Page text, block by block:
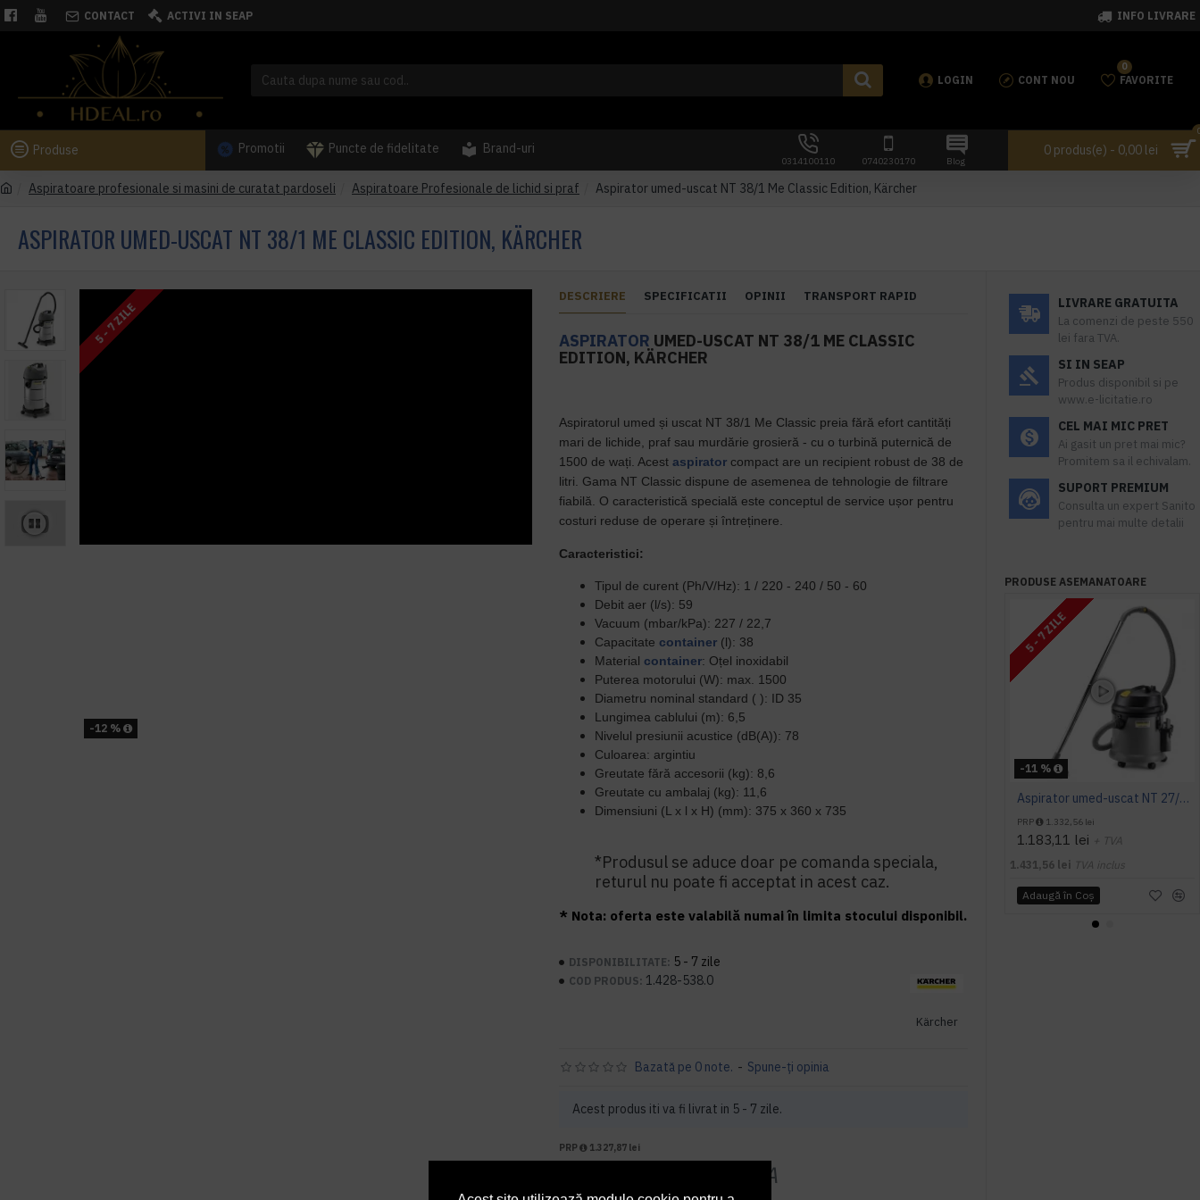
CONTACT ACTIVI IN SEAP INFO LIVRARE
LOGIN CONT NOU FAVORITE
0
Produse Promotii Puncte de fidelitate Brand-uri
0314100110 0740230170 Blog
0 produs(e) - 0,00 lei
Aspiratoare profesionale si masini de curatat pardoseli Aspiratoare Profesionale de lichid si praf Aspirator umed-uscat NT 38/1 Me Classic Edition, Kärcher
ASPIRATOR UMED-USCAT NT 38/1 ME CLASSIC EDITION, KÄRCHER
-12 %
5 - 7 ZILE
DESCRIERE SPECIFICATII OPINII TRANSPORT RAPID
ASPIRATOR UMED-USCAT NT 38/1 ME CLASSIC
EDITION, KÄRCHER
Aspiratorul umed și uscat NT 38/1 Me Classic preia fără efort cantități
mari de lichide, praf sau murdărie grosieră - cu o turbină puternică de
1500 de wați. Acestaspirator compact are un recipient robust de 38 de
litri. Gama NT Classic dispune de asemenea de tehnologie de filtrare
fiabilă. O caracteristică specială este conceptul de service ușor pentru
costuri reduse de operare și întreținere.
Caracteristici:
Tipul de curent (Ph/V/Hz): 1 / 220 - 240 / 50 - 60
Debit aer (l/s): 59
Vacuum (mbar/kPa): 227 / 22,7
Capacitate container (l): 38
Material container: Oțel inoxidabil
Puterea motorului (W): max. 1500
Diametru nominal standard ( ): ID 35
Lungimea cablului (m): 6,5
Nivelul presiunii acustice (dB(A)): 78
Culoarea: argintiu
Greutate fără accesorii (kg): 8,6
Greutate cu ambalaj (kg): 11,6
Dimensiuni (L x l x H) (mm): 375 x 360 x 735
*Produsul se aduce doar pe comanda speciala,
returul nu poate fi acceptat in acest caz.
* Nota: oferta este valabilă numai în limita stocului disponibil.
DISPONIBILITATE: 5 - 7 zile
COD PRODUS: 1.428-538.0
Kärcher
Acest produs iti va fi livrat in 5 - 7 zile.
Bazată pe 0 note. - Spune-ţi opinia
PRP 1.327,87 lei
+ TVA
LIVRARE GRATUITA
La comenzi de peste 550
lei fara TVA.
SI IN SEAP
Produs disponibil si pe
www.e-licitatie.ro
CEL MAI MIC PRET
Ai gasit un pret mai mic?
Promitem sa il echivalam.
SUPORT PREMIUM
Consulta un expert Sanito
pentru mai multe detalii
PRODUSE ASEMANATOARE
-11 %
5 - 7 ZILE
Aspirator umed-uscat NT 27/1, Kärcher
PRP 1.332,56 lei
1.183,11 lei + TVA
1.431,56 lei TVA inclus
Adaugă în Coş